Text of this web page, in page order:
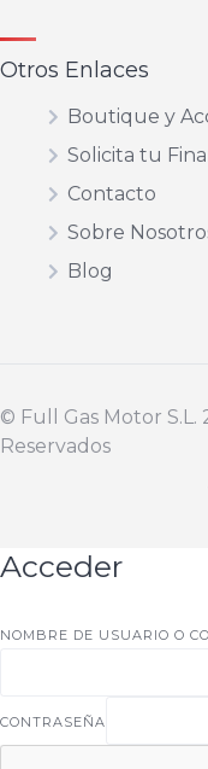
Otros Enlaces
Boutique y
Solicita tu
Contacto
Sobre
Blog
©️ Full Gas Motor S.L.
Reservados
Acceder
NOMBRE DE USUARIO O
CONTRASEÑA